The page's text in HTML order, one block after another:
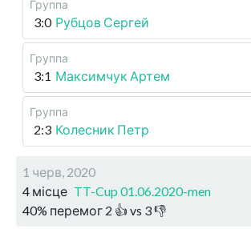
Группа
3:0 Рубцов Сергей
Группа
3:1 Максимчук Артем
Группа
2:3 Колесник Петр
1 черв, 2020
4 місце TT-Cup 01.06.2020-men
40% перемог 2 👍 vs 3👎